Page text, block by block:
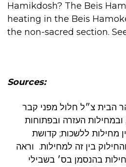
Hamikdosh? The Beis
heating in the Beis
the non-sacred section.
Sources:
הבית צ״ל חלול מפני קבר
העזרה ובפתוחות
מחילות ללשכות; קדושת
בין זה למחילות. וראה
בהנסמן בס׳ בשבילי